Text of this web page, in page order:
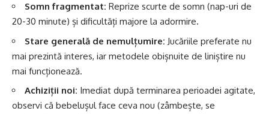
Somn fragmentat: Reprize scurte de somn (nap-uri de
20-30 minute) și dificultăți majore la adormire.
Stare generală de nemulțumire: Jucăriile preferate nu
mai prezintă interes, iar metodele obișnuite de liniștire nu
mai funcționează.
Achiziții noi: Imediat după terminarea perioadei agitate,
observi că bebelușul face ceva nou (zâmbește, se